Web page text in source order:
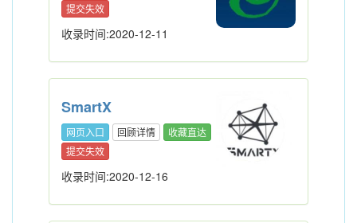
提交失效
收录时间:2020-12-11
SmartX
网页入口 回顾详情
收藏直达
提交失效
收录时间:2020-12-16